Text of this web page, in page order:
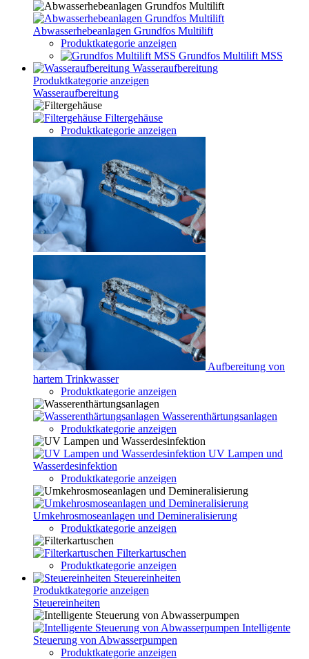
Abwasserhebeanlagen Grundfos Multilift
Produktkategorie anzeigen
Grundfos Multilift MSS
Wasseraufbereitung
Produktkategorie anzeigen
Wasseraufbereitung
Filtergehäuse
Produktkategorie anzeigen
Aufbereitung von
hartem Trinkwasser
Produktkategorie anzeigen
Wasserenthärtungsanlagen
Produktkategorie anzeigen
UV Lampen und
Wasserdesinfektion
Produktkategorie anzeigen
Umkehrosmoseanlagen und Demineralisierung
Produktkategorie anzeigen
Filterkartuschen
Produktkategorie anzeigen
Steuereinheiten
Produktkategorie anzeigen
Steuereinheiten
Intelligente
Steuerung von Abwasserpumpen
Produktkategorie anzeigen